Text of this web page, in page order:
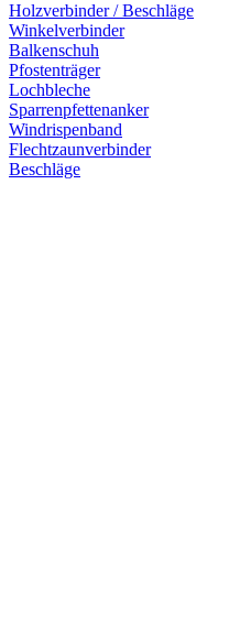
Holzverbinder / Beschläge
Winkelverbinder
Balkenschuh
Pfostenträger
Lochbleche
Sparrenpfettenanker
Windrispenband
Flechtzaunverbinder
Beschläge